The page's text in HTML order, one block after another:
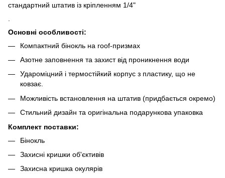
стандартний штатив із кріпленням 1/4"
Основні особливості:
Компактний бінокль на roof-призмах
Азотне заповнення та захист від проникнення води
Удароміцний і термостійкий корпус з пластику, що не
ковзає.
Можливість встановлення на штатив (придбається окремо)
Стильний дизайн та оригінальна подарункова упаковка
Комплект поставки:
Бінокль
Захисні кришки об'єктивів
Захисна кришка окулярів